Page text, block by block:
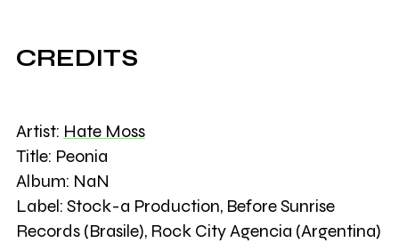
CREDITS
Artist: Hate Moss
Title: Peonia
Album: NaN
Label: Stock-a Production, Before Sunrise
Records (Brasile), Rock City Agencia (Argentina)